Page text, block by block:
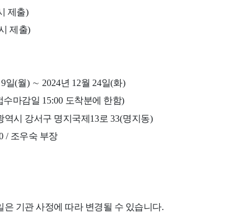
제출)
제출)
9일(월) ∼ 2024년 12월 24일(화)
수마감일 15:00 도착분에 한함)
역시 강서구 명지국제 13로 33(명지동)
/ 조우숙 부장
은 기관 사정에 따라 변경될 수 있습니다.